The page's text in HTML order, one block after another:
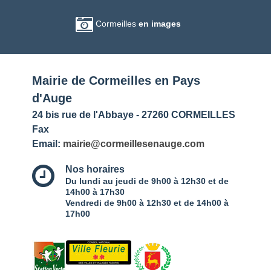
Cormeillesen images
Mairie de Cormeilles en Pays
d'Auge
24 bis rue de l'Abbaye - 27260 CORMEILLES
Fax
Email: mairie@cormeillesenauge.com
Nos horaires
Du lundi au jeudi de 9h00 à 12h30 et de
14h00 à 17h30
Vendredi de 9h00 à 12h30 et de 14h00 à
17h00